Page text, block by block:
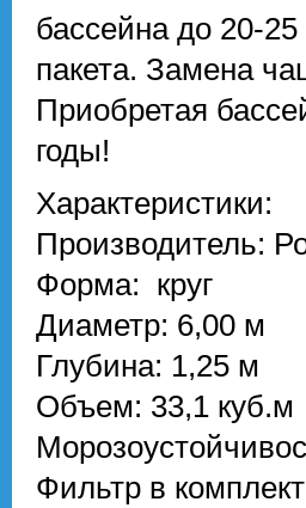
бассейна до 20-
пакета. Замена
Приобретая
годы!
Характеристики:
Производитель:
Форма: круг
Диаметр: 6,00 м
Глубина: 1,25 м
Объем: 33,1 куб.м
Фильтр в